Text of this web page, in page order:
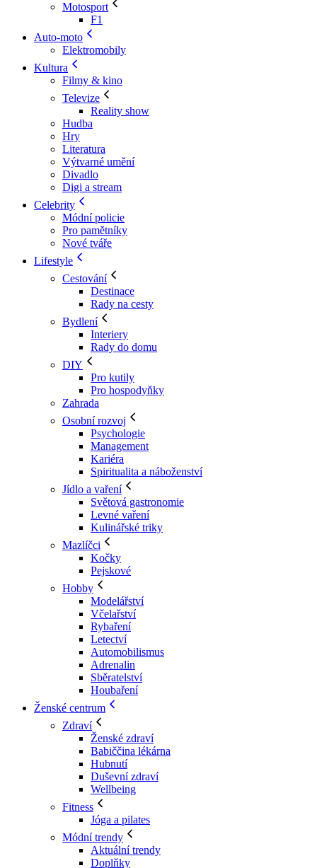
Motosport
F1
Auto-moto
Elektromobily
Kultura
Filmy & kino
Televize
Reality show
Hudba
Hry
Literatura
Výtvarné umění
Divadlo
Digi a stream
Celebrity
Módní policie
Pro pamětníky
Nové tváře
Lifestyle
Cestování
Destinace
Rady na cesty
Bydlení
Interiery
Rady do domu
DIY
Pro kutily
Pro hospodyňky
Zahrada
Osobní rozvoj
Psychologie
Management
Kariéra
Spiritualita a náboženství
Jídlo a vaření
Světová gastronomie
Levné vaření
Kulinářské triky
Mazlíčci
Kočky
Pejskové
Hobby
Modelářství
Včelařství
Rybaření
Letectví
Automobilismus
Adrenalin
Sběratelství
Houbaření
Ženské centrum
Zdraví
Ženské zdraví
Babiččina lékárna
Hubnutí
Duševní zdraví
Wellbeing
Fitness
Jóga a pilates
Módní trendy
Aktuální trendy
Doplňky